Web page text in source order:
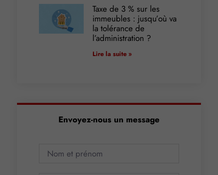
Taxe de 3 % sur les
immeubles : jusqu’où va
la tolérance de
l’administration ?
Lire la suite »
Envoyez-nous un message